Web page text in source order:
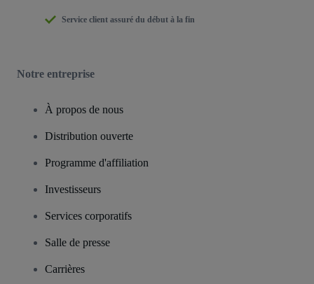
Service client assuré du début à la fin
Notre entreprise
À propos de nous
Distribution ouverte
Programme d'affiliation
Investisseurs
Services corporatifs
Salle de presse
Carrières